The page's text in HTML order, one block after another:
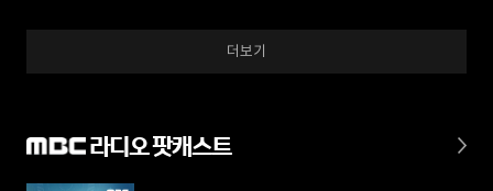
더보기
라디오 팟캐스트